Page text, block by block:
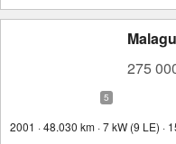
275
2001 · 48.030 km · 7 kW (9 LE) ·